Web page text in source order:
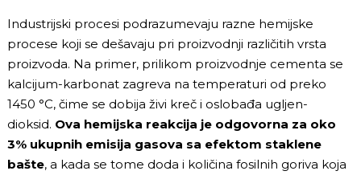
Industrijski procesi podrazumevaju razne hemijske
procese koji se dešavaju pri proizvodnji različitih vrsta
proizvoda. Na primer, prilikom proizvodnje cementa se
kalcijum-karbonat zagreva na temperaturi od preko
1450 °C, čime se dobija živi kreč i oslobađa ugljen-
dioksid. Ova hemijska reakcija je odgovorna za oko
3% ukupnih emisija gasova sa efektom staklene
bašte, a kada se tome doda i količina fosilnih goriva koja